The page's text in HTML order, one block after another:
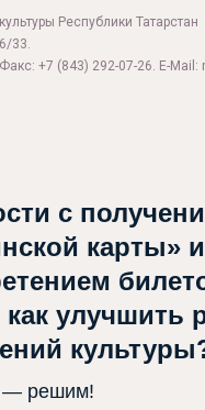
Республики Татарстан
33.
+7 (843) 292-07-26. E-Mail:
с
карты»
как улучшить
— решим!